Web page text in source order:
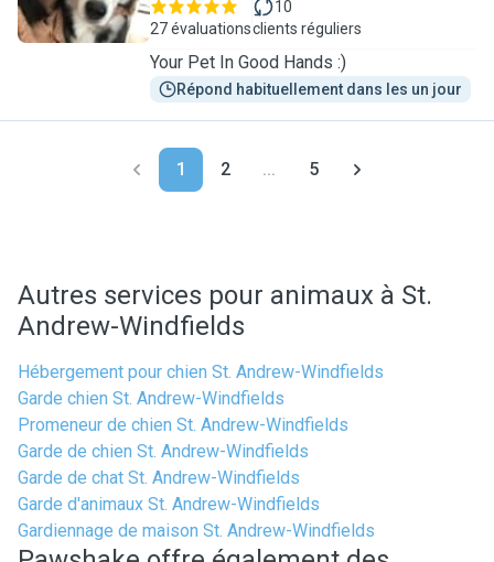
27 évaluations
10
clients réguliers
Your Pet In Good Hands :)
Répond habituellement dans les un jour
1 2 ... 5
Autres services pour animaux à St.
Andrew-Windfields
Hébergement pour chien St. Andrew-Windfields
Garde chien St. Andrew-Windfields
Promeneur de chien St. Andrew-Windfields
Garde de chien St. Andrew-Windfields
Garde de chat St. Andrew-Windfields
Garde d'animaux St. Andrew-Windfields
Gardiennage de maison St. Andrew-Windfields